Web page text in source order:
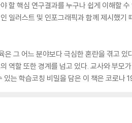
할 핵심 연구결과를 누구나 쉽게 이해할
일러스트 및 인포그래픽과 함께 제시했
그 어느 분야보다 극심한 혼란을 겪고
역할 또한 경계를 넘고 있다. 교사와 부
있는 학습코칭 비밀을 담은 이 책은 코로